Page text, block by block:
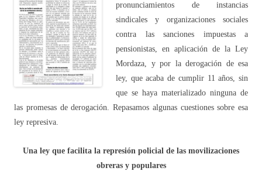
pronunciamientos de instancias
sindicales y organizaciones sociales
contra las sanciones impuestas a
pensionistas, en aplicación de la Ley
Mordaza, y por la derogación de esa
ley, que acaba de cumplir 11 años, sin
que se haya materializado ninguna de
las promesas de derogación. Repasamos algunas cuestiones sobre esa
ley represiva.
Una ley que facilita la represión policial de las movilizaciones
obreras y populares